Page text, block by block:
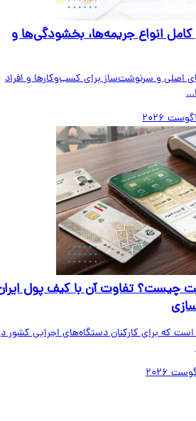
انواع جریمه‌ها، بخشودگی‌ها و
و سرنوشت‌ساز برای کسب‌وکارها و افراد
تفاوت آن با کیف پول ایران
برای کارکنان دستگاه‌های اجرایی کشور در